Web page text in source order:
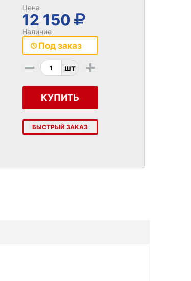
Цена
12 150
Наличие
Под заказ
- шт +
КУПИТЬ
БЫСТРЫЙ ЗАКАЗ